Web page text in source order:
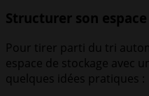
Structurer son
Pour tirer parti du tri
espace de stockage avec
quelques idées pratiques :